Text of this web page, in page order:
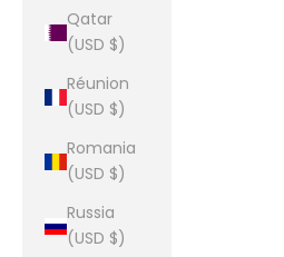
Qatar
(USD $)
Réunion
(USD $)
Romania
(USD $)
Russia
(USD $)